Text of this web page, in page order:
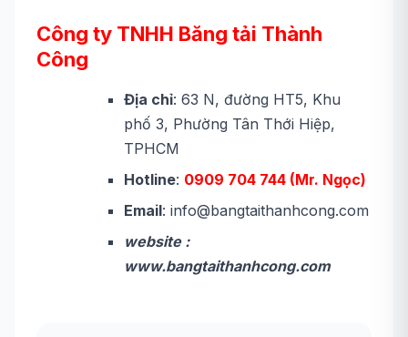
Công ty TNHH Băng tải Thành
Công
Địa chỉ: 63 N, đường HT5, Khu
phố 3, Phường Tân Thới Hiệp,
TPHCM
Hotline: 0909 704 744 (Mr. Ngọc)
Email: info@bangtaithanhcong.com
website :
www.bangtaithanhcong.com